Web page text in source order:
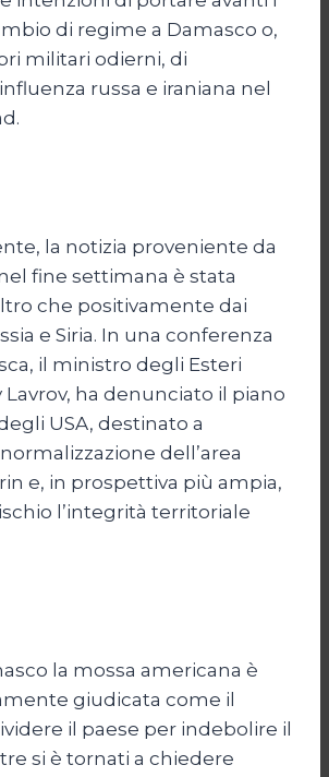
di regime a Damasco o,
militari odierni, di
russa e iraniana nel
la notizia proveniente da
fine settimana è stata
che positivamente dai
e Siria. In una conferenza
il ministro degli Esteri
Lavrov, ha denunciato il piano
USA, destinato a
dell’area
e, in prospettiva più ampia,
l’integrità territoriale
la mossa americana è
giudicata come il
il paese per indebolire il
si è tornati a chiedere